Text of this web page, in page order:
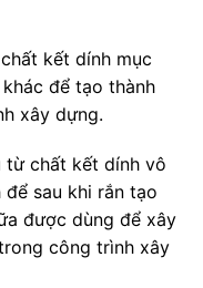
kết dính mục
để tạo thành
xây dựng.
chất kết dính vô
sau khi rắn tạo
được dùng để xây
công trình xây